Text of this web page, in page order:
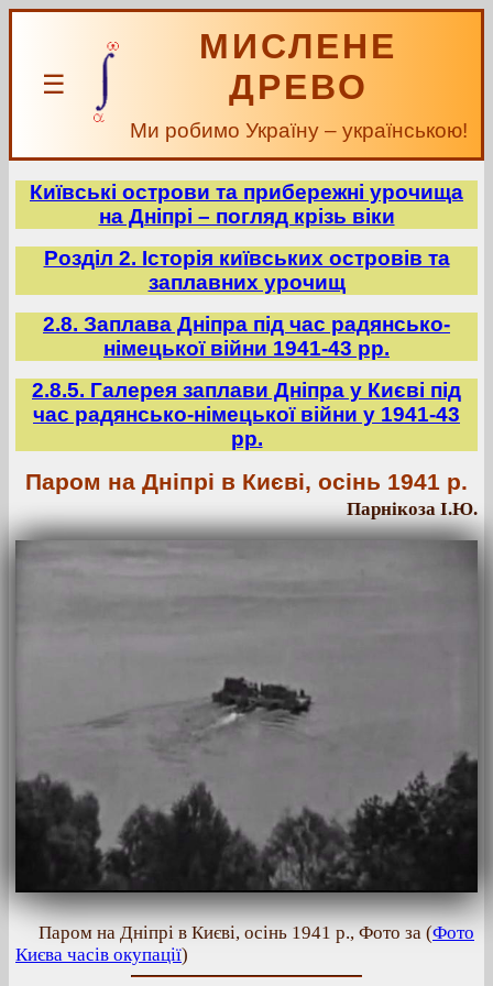
☰
МИСЛЕНЕ
ДРЕВО
Ми робимо Україну – українською!
Київські острови та прибережні урочища
на Дніпрі – погляд крізь віки
Розділ 2. Історія київських островів та
заплавних урочищ
2.8. Заплава Дніпра під час радянсько-
німецької війни 1941-43 рр.
2.8.5. Галерея заплави Дніпра у Києві під
час радянсько-німецької війни у 1941-43
рр.
Паром на Дніпрі в Києві, осінь 1941 р.
Парнікоза І.Ю.
Паром на Дніпрі в Києві, осінь 1941 р., Фото за (Фото
Києва часів окупації)